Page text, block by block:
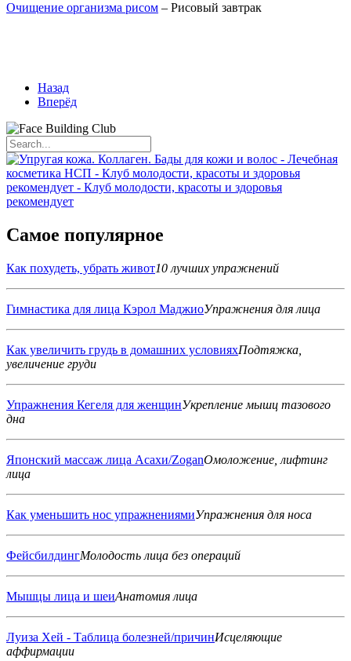
Очищение организма рисом – Рисовый завтрак
Назад
Вперёд
Самое популярное
Как похудеть, убрать живот10 лучших упражнений
Гимнастика для лица Кэрол МаджиоУпражнения для лица
Как увеличить грудь в домашних условияхПодтяжка,
увеличение груди
Упражнения Кегеля для женщинУкрепление мышц тазового
дна
Японский массаж лица Асахи/ZoganОмоложение, лифтинг
лица
Как уменьшить нос упражнениямиУпражнения для носа
ФейсбилдингМолодость лица без операций
Мышцы лица и шеиАнатомия лица
Луиза Хей - Таблица болезней/причинИсцеляющие
аффирмации